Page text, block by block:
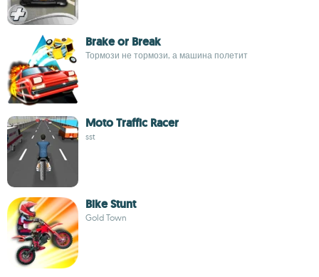
Brake or Break
Тормози не тормози, а машина полетит
Moto Traffic Racer
sst
Bike Stunt
Gold Town